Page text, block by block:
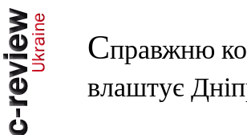
Справжню
влаштує